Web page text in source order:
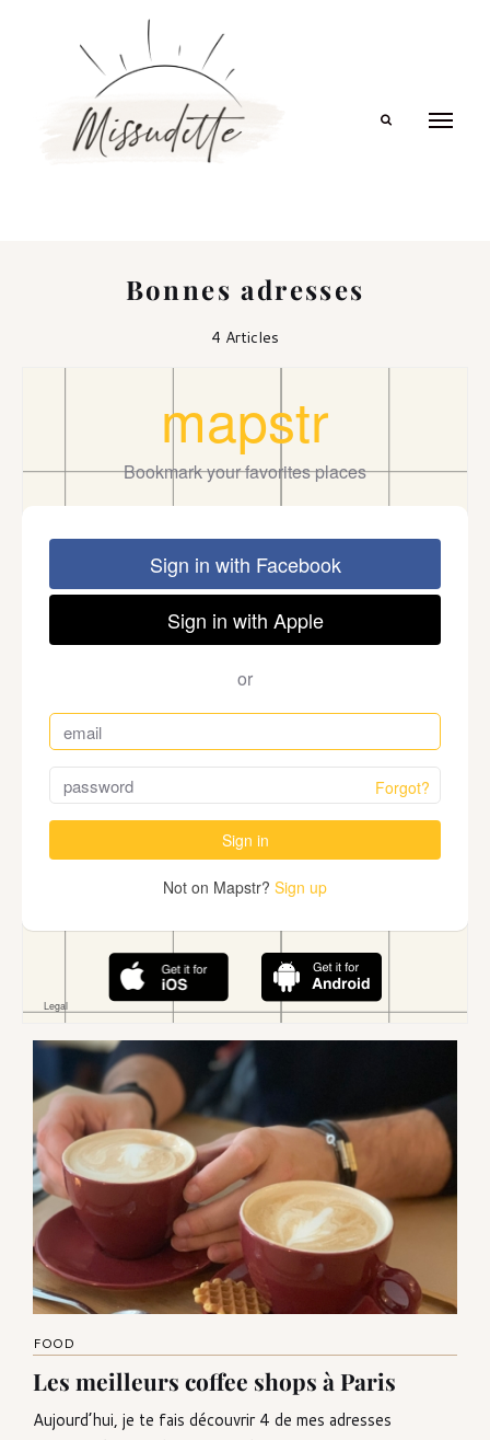
Bonnes adresses
4 Articles
FOOD
Les meilleurs coffee shops à Paris
Aujourd’hui, je te fais découvrir 4 de mes adresses